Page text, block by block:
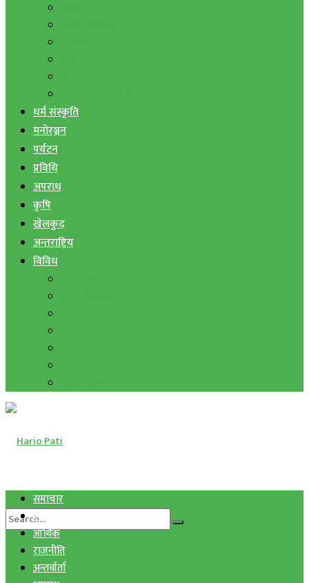
धर्म संस्कृति
मनोरञ्जन
पर्यटन
प्रविधि
अपराध
कृषि
खेलकुद
अन्तराष्ट्रिय
विविध
समाचार
स्वास्थ्य
आर्थिक
राजनीति
अन्तर्वार्ता